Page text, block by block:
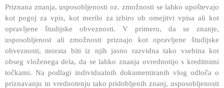
Priznana znanja, usposobljenosti oz. zmožnosti se lahko upoštevajo
kot pogoj za vpis, kot merilo za izbiro ob omejitvi vpisa ali kot
opravljene študijske obveznosti. V primeru, da se znanje,
usposobljenost ali zmožnosti priznajo kot opravljene študijske
obveznosti, morata biti iz njih jasno razvidna tako vsebina kot
obseg vloženega dela, da se lahko znanja ovrednotijo s kreditnimi
točkami. Na podlagi individualnih dokumentiranih vlog odloča o
priznavanju in vrednotenju tako pridobljenih znanj, usposobljenosti